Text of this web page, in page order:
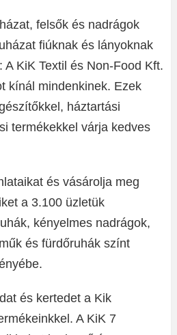
felsők és nadrágok
fiúknak és lányoknak
KiK Textil és Non-Food Kft.
kínál mindenkinek. Ezek
háztartási
termékekkel várja kedves
és vásárolja meg
a 3.100 üzletük
kényelmes nadrágok,
és fürdőruhák színt
és kertedet a Kik
A KiK 7